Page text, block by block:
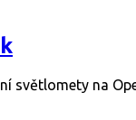
světlomety na